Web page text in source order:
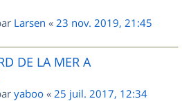
Larsen « 23 nov. 2019, 21:45
DE LA MER A
yaboo « 25 juil. 2017, 12:34